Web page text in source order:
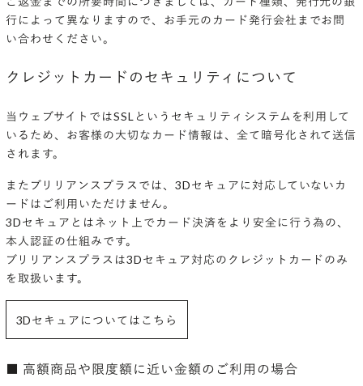
行によって異なりますので、お手元のカード発行会社までお問
い合わせください。
クレジットカードのセキュリティについて
当ウェブサイトではSSLというセキュリティシステムを利用して
いるため、お客様の大切なカード情報は、全て暗号化されて送信
されます。
またブリリアンスプラスでは、3Dセキュアに対応していないカ
ードはご利用いただけません。
3Dセキュアとはネット上でカード決済をより安全に行う為の、
本人認証の仕組みです。
ブリリアンスプラスは3Dセキュア対応のクレジットカードのみ
を取扱います。
3Dセキュアについてはこちら
■ 高額商品や限度額に近い金額のご利用の場合